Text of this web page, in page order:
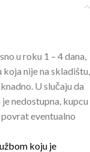
u roku 1 – 4 dana,
nije na skladištu,
U slučaju da
nedostupna, kupcu
eventualno
koju je